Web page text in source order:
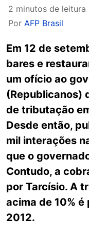
2 minutos de leitura
Por AFP Brasil
Em 12 de
bares e
um ofício ao
(Republicanos)
de tributação
Desde então,
mil interações
que o
Contudo, a
por Tarcísio. A
acima de 10%
2012.